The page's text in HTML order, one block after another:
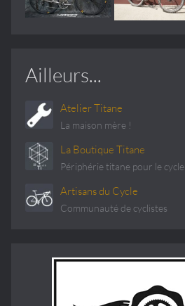
Ailleurs...
Atelier Titane
La maison mère !
La Boutique Titane
Périphérie titane pour le cycle
Artisans du Cycle
Communauté de cyclistes